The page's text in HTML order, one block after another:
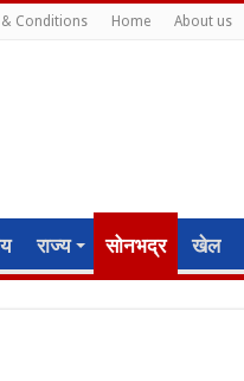
& Conditions Home About us
राज्य सोनभद्र खेल